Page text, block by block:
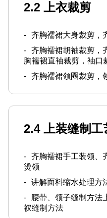
2.2 上衣裁剪
- 齐胸襦裙大身裁剪，
- 齐胸襦裙胡袖裁剪，
胸襦裙直袖裁剪，袖口
- 齐胸襦裙领圈裁剪，
2.4 上装缝制工
- 齐胸襦裙手工装领、
烫领
- 讲解面料缩水处理方
-
腰带、领子缝制方法
衩缝制方法